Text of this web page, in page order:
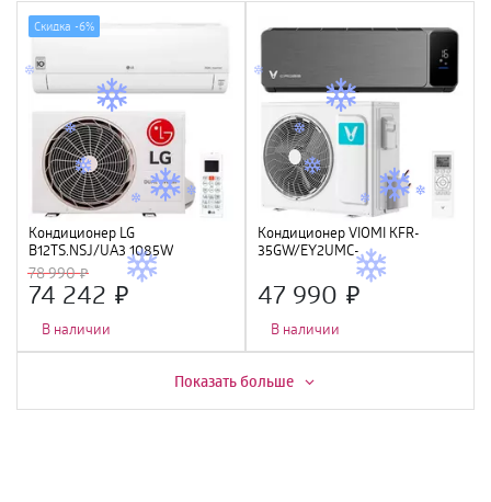
Кондиционер LG
B12TS.NSJ/UA3 1085W
78 990
74 242
В наличии
Скидка -6%
Кондиционер VIOMI KFR-
35GW/EY2UMC-
A++/A+ (12000Btu), инвертор, Wi-
Fi
47 990
В наличии
Показать больше